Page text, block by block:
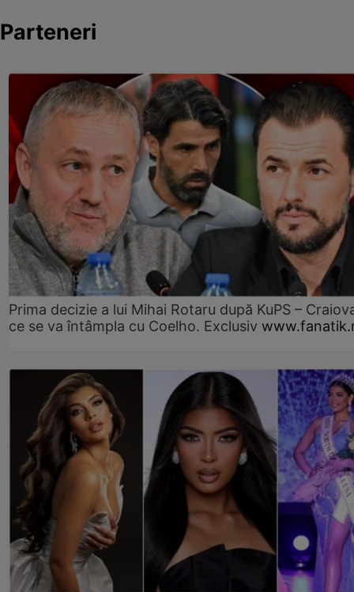
Parteneri
Prima decizie a lui Mihai Rotaru după KuPS –
ce se va întâmpla cu Coelho. Exclusiv